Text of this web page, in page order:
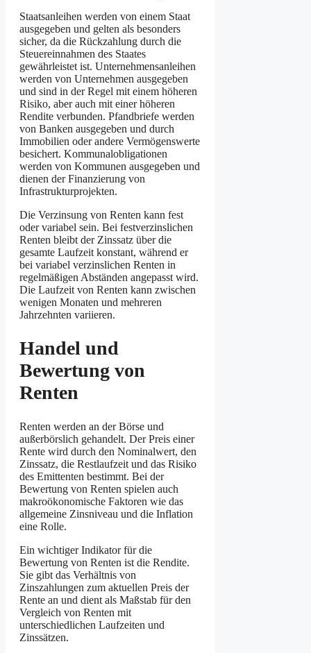
Staatsanleihen werden von einem Staat
ausgegeben und gelten als besonders
sicher, da die Rückzahlung durch die
Steuereinnahmen des Staates
gewährleistet ist. Unternehmensanleihen
werden von Unternehmen ausgegeben
und sind in der Regel mit einem höheren
Risiko, aber auch mit einer höheren
Rendite verbunden. Pfandbriefe werden
von Banken ausgegeben und durch
Immobilien oder andere Vermögenswerte
besichert. Kommunalobligationen
werden von Kommunen ausgegeben und
dienen der Finanzierung von
Infrastrukturprojekten.
Die Verzinsung von Renten kann fest
oder variabel sein. Bei festverzinslichen
Renten bleibt der Zinssatz über die
gesamte Laufzeit konstant, während er
bei variabel verzinslichen Renten in
regelmäßigen Abständen angepasst wird.
Die Laufzeit von Renten kann zwischen
wenigen Monaten und mehreren
Jahrzehnten variieren.
Handel und
Bewertung von
Renten
Renten werden an der Börse und
außerbörslich gehandelt. Der Preis einer
Rente wird durch den Nominalwert, den
Zinssatz, die Restlaufzeit und das Risiko
des Emittenten bestimmt. Bei der
Bewertung von Renten spielen auch
makroökonomische Faktoren wie das
allgemeine Zinsniveau und die Inflation
eine Rolle.
Ein wichtiger Indikator für die
Bewertung von Renten ist die Rendite.
Sie gibt das Verhältnis von
Zinszahlungen zum aktuellen Preis der
Rente an und dient als Maßstab für den
Vergleich von Renten mit
unterschiedlichen Laufzeiten und
Zinssätzen.